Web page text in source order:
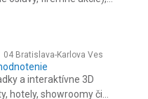
04 Bratislava-Karlova Ves
a interaktívne 3D
hotely, showroomy či